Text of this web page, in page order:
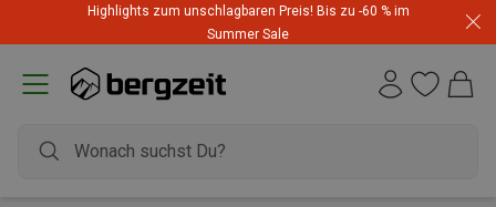
Highlights zum unschlagbaren Preis! Bis zu -60 % im
Summer Sale